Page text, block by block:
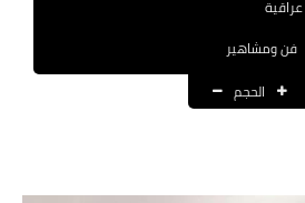
العقود والاجور اليومية
عراقية
فن ومشاهير
الحجم